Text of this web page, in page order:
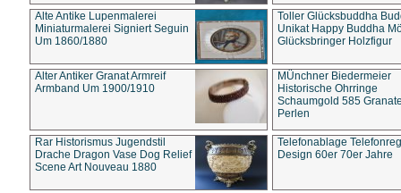
Alte Antike Lupenmalerei
Miniaturmalerei Signiert Seguin
Um 1860/1880
Toller Glücksbuddha
Unikat Happy Buddha
Glücksbringer Holzfigur
Alter Antiker Granat Armreif
Armband Um 1900/1910
MÜnchner Biedermeier
Historische Ohrringe
Schaumgold 585
Perlen
Rar Historismus Jugendstil
Drache Dragon Vase Dog Relief
Scene Art Nouveau 1880
Telefonablage
Design 60er 70er Jahre